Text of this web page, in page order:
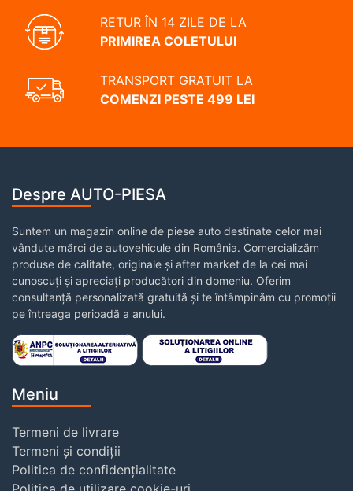
RETUR ÎN 14 ZILE DE LA
PRIMIREA COLETULUI
TRANSPORT GRATUIT LA
COMENZI PESTE 499 LEI
Despre AUTO-PIESA
Suntem un magazin online de piese auto destinate celor mai
vândute mărci de autovehicule din România. Comercializăm
produse de calitate, originale și after market de la cei mai
cunoscuți și apreciați producători din domeniu. Oferim
consultanță personalizată gratuită și te întâmpinăm cu promoții
pe întreaga perioadă a anului.
Meniu
Termeni de livrare
Termeni și condiții
Politica de confidențialitate